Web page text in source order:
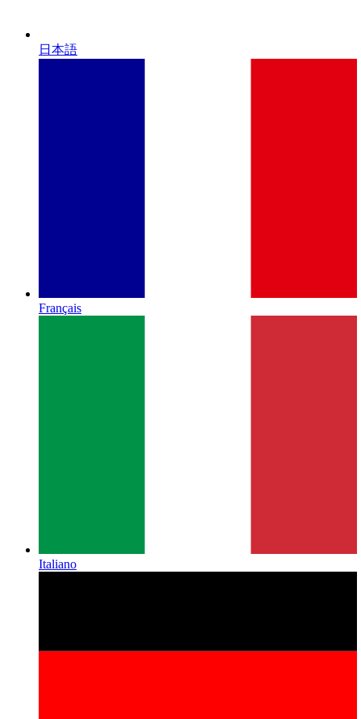
日本語
Français
Italiano